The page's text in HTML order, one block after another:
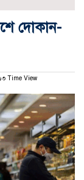
দোকান-
Time View